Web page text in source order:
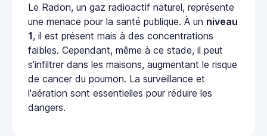
Le Radon, un gaz radioactif naturel, représente
une menace pour la santé publique. À un niveau
1, il est présent mais à des concentrations
faibles. Cependant, même à ce stade, il peut
s'infiltrer dans les maisons, augmentant le risque
de cancer du poumon. La surveillance et
l'aération sont essentielles pour réduire les
dangers.